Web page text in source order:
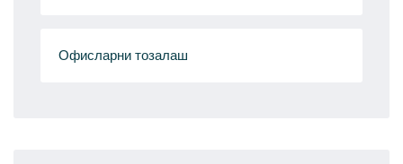
Офисларни тозалаш